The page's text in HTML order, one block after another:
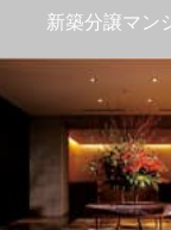
新築分譲マン